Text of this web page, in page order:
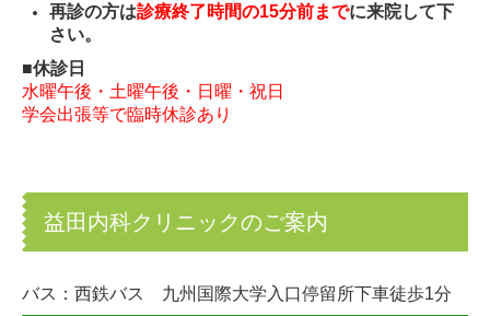
再診の方は診療終了時間の15分前までに来院して下
さい。
■休診日
水曜午後・土曜午後・日曜・祝日
学会出張等で臨時休診あり
益田内科クリニックのご案内
バス：西鉄バス 九州国際大学入口停留所下車徒歩1分